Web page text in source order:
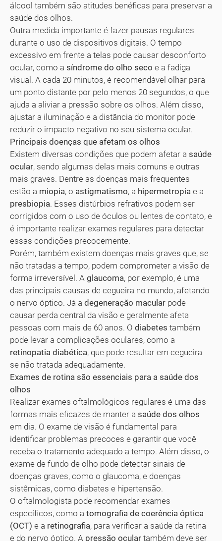
álcool também são atitudes benéficas para preservar a
saúde dos olhos.
Outra medida importante é fazer pausas regulares
durante o uso de dispositivos digitais. O tempo
excessivo em frente a telas pode causar desconforto
ocular, como a síndrome do olho seco e a fadiga
visual. A cada 20 minutos, é recomendável olhar para
um ponto distante por pelo menos 20 segundos, o que
ajuda a aliviar a pressão sobre os olhos. Além disso,
ajustar a iluminação e a distância do monitor pode
reduzir o impacto negativo no seu sistema ocular.
Principais doenças que afetam os olhos
Existem diversas condições que podem afetar a saúde
ocular, sendo algumas delas mais comuns e outras
mais graves. Dentre as doenças mais frequentes
estão a miopia, o astigmatismo, a hipermetropia e a
presbiopia. Esses distúrbios refrativos podem ser
corrigidos com o uso de óculos ou lentes de contato, e
é importante realizar exames regulares para detectar
essas condições precocemente.
Porém, também existem doenças mais graves que, se
não tratadas a tempo, podem comprometer a visão de
forma irreversível. A glaucoma, por exemplo, é uma
das principais causas de cegueira no mundo, afetando
o nervo óptico. Já a degeneração macular pode
causar perda central da visão e geralmente afeta
pessoas com mais de 60 anos. O diabetes também
pode levar a complicações oculares, como a
retinopatia diabética, que pode resultar em cegueira
se não tratada adequadamente.
Exames de rotina são essenciais para a saúde dos
olhos
Realizar exames oftalmológicos regulares é uma das
formas mais eficazes de manter a saúde dos olhos
em dia. O exame de visão é fundamental para
identificar problemas precoces e garantir que você
receba o tratamento adequado a tempo. Além disso, o
exame de fundo de olho pode detectar sinais de
doenças graves, como o glaucoma, e doenças
sistêmicas, como diabetes e hipertensão.
O oftalmologista pode recomendar exames
específicos, como a tomografia de coerência óptica
(OCT) e a retinografia, para verificar a saúde da retina
e do nervo óptico. A pressão ocular também deve ser